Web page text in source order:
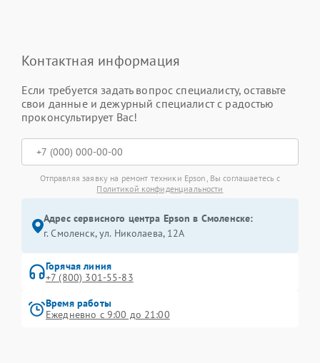
Контактная информация
Если требуется задать вопрос специалисту, оставьте
свои данные и дежурный специалист с радостью
проконсультирует Вас!
Отправляя заявку на ремонт техники Epson, Вы соглашаетесь с
Политикой конфиденциальности
Адрес сервисного центра Epson в Смоленске:
г. Смоленск, ул. Николаева, 12А
Горячая линия
+7 (800) 301-55-83
Время работы
Ежедневно с 9:00 до 21:00